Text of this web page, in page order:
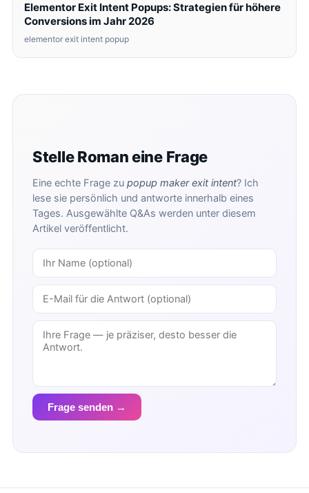
Elementor Exit Intent Popups: Strategien für höhere
Conversions im Jahr 2026
elementor exit intent popup
Stelle Roman eine Frage
Eine echte Frage zu popup maker exit intent? Ich
lese sie persönlich und antworte innerhalb eines
Tages. Ausgewählte Q&As werden unter diesem
Artikel veröffentlicht.
Frage senden →